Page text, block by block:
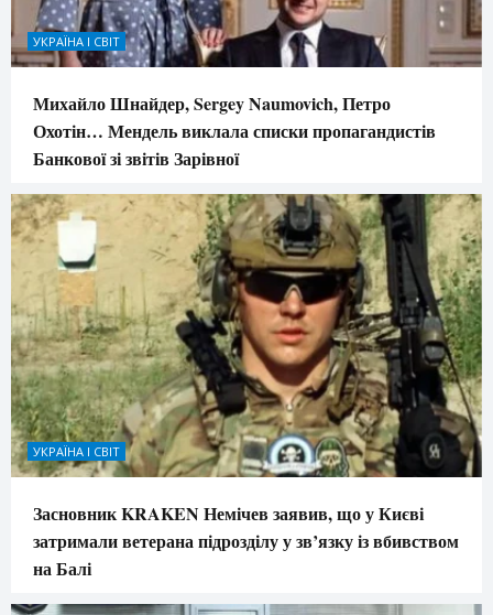
УКРАЇНА І СВІТ
Михайло Шнайдер, Sergey Naumovich, Петро
Охотін… Мендель виклала списки пропагандистів
Банкової зі звітів Зарівної
УКРАЇНА І СВІТ
Засновник KRAKEN Немічев заявив, що у Києві
затримали ветерана підрозділу у зв’язку із вбивством
на Балі